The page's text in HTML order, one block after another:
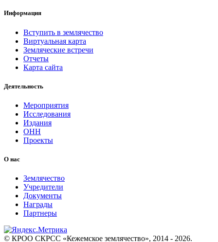
Информация
Вступить в землячество
Виртуальная карта
Земляческие встречи
Отчеты
Карта сайта
Деятельность
Мероприятия
Исследования
Издания
ОНН
Проекты
О нас
Землячество
Учредители
Документы
Награды
Партнеры
© КРОО СКРСС «Кежемское землячество», 2014 - 2026.